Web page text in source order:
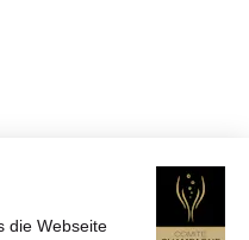
die Webseite